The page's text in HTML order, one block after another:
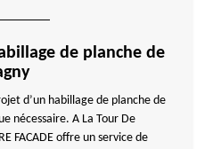
de planche de
d’un habillage de planche de
nécessaire. A La Tour De
FACADE offre un service de